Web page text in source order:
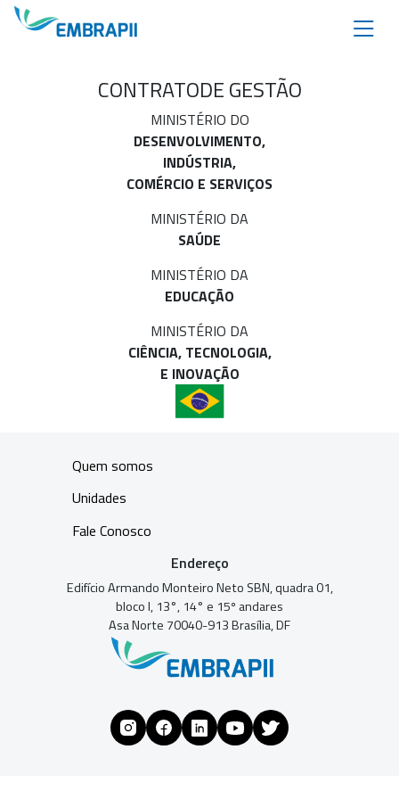
CONTRATODE GESTÃO
MINISTÉRIO DO
DESENVOLVIMENTO,
INDÚSTRIA,
COMÉRCIO E SERVIÇOS
MINISTÉRIO DA
SAÚDE
MINISTÉRIO DA
EDUCAÇÃO
MINISTÉRIO DA
CIÊNCIA, TECNOLOGIA,
E INOVAÇÃO
Quem somos
Unidades
Fale Conosco
Endereço
Edifício Armando Monteiro Neto SBN, quadra 01,
bloco I, 13°, 14° e 15º andares
Asa Norte 70040-913 Brasília, DF